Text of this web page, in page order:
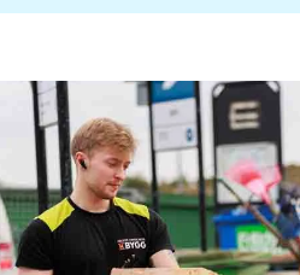
Kyl och frys
Vitvaror
Däck med och utan
fyra däck